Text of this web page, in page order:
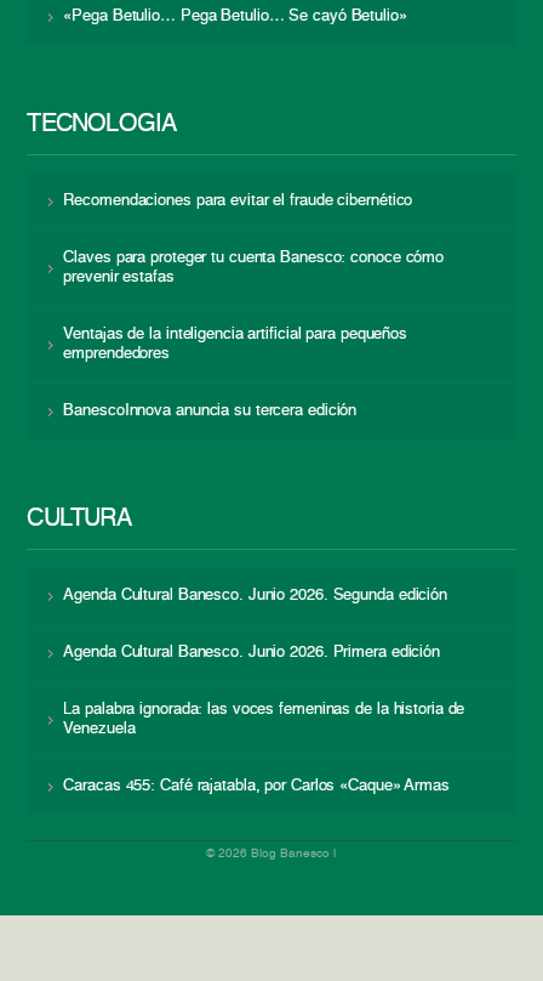
«Pega Betulio… Pega Betulio… Se cayó Betulio»
TECNOLOGÍA
Recomendaciones para evitar el fraude cibernético
Claves para proteger tu cuenta Banesco: conoce cómo
prevenir estafas
Ventajas de la inteligencia artificial para pequeños
emprendedores
BanescoInnova anuncia su tercera edición
CULTURA
Agenda Cultural Banesco. Junio 2026. Segunda edición
Agenda Cultural Banesco. Junio 2026. Primera edición
La palabra ignorada: las voces femeninas de la historia de
Venezuela
Caracas 455: Café rajatabla, por Carlos «Caque» Armas
© 2026 Blog Banesco |